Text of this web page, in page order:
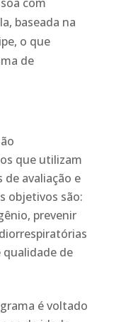
baseada na
o que
de
que utilizam
avaliação e
objetivos são:
prevenir
de
é voltado